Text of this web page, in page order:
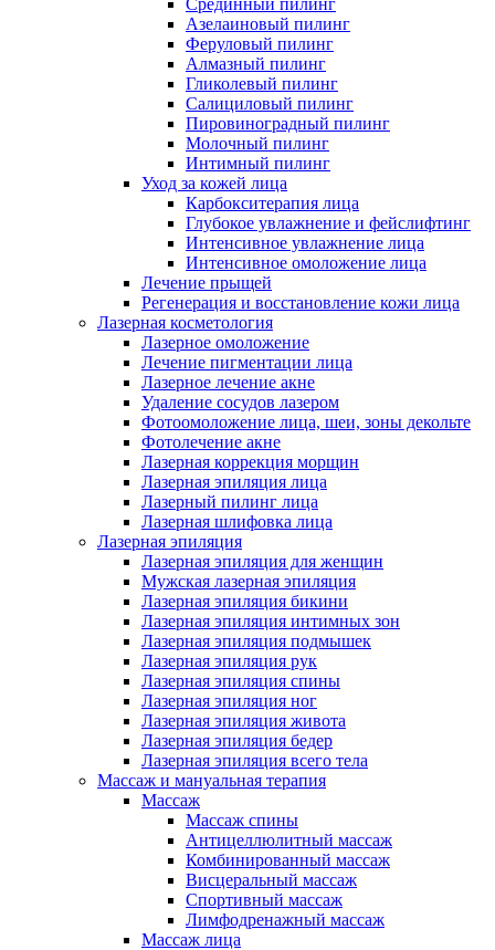
Срединный пилинг
Азелаиновый пилинг
Феруловый пилинг
Алмазный пилинг
Гликолевый пилинг
Салициловый пилинг
Пировиноградный пилинг
Молочный пилинг
Интимный пилинг
Уход за кожей лица
Карбокситерапия лица
Глубокое увлажнение и фейслифтинг
Интенсивное увлажнение лица
Интенсивное омоложение лица
Лечение прыщей
Регенерация и восстановление кожи лица
Лазерная косметология
Лазерное омоложение
Лечение пигментации лица
Лазерное лечение акне
Удаление сосудов лазером
Фотоомоложение лица, шеи, зоны декольте
Фотолечение акне
Лазерная коррекция морщин
Лазерная эпиляция лица
Лазерный пилинг лица
Лазерная шлифовка лица
Лазерная эпиляция
Лазерная эпиляция для женщин
Мужская лазерная эпиляция
Лазерная эпиляция бикини
Лазерная эпиляция интимных зон
Лазерная эпиляция подмышек
Лазерная эпиляция рук
Лазерная эпиляция спины
Лазерная эпиляция ног
Лазерная эпиляция живота
Лазерная эпиляция бедер
Лазерная эпиляция всего тела
Массаж и мануальная терапия
Массаж
Массаж спины
Антицеллюлитный массаж
Комбинированный массаж
Висцеральный массаж
Спортивный массаж
Лимфодренажный массаж
Массаж лица